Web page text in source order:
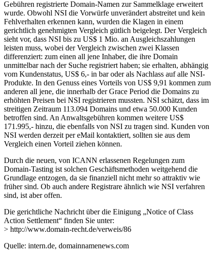
Gebühren registrierte Domain-Namen zur Sammelklage erweitert
wurde. Obwohl NSI die Vorwürfe unverändert abstreitet und kein
Fehlverhalten erkennen kann, wurden die Klagen in einem
gerichtlich genehmigten Vergleich gütlich beigelegt. Der Vergleich
sieht vor, dass NSI bis zu US$ 1 Mio. an Ausgleichszahlungen
leisten muss, wobei der Vergleich zwischen zwei Klassen
differenziert: zum einen all jene Inhaber, die ihre Domain
unmittelbar nach der Suche registriert haben; sie erhalten, abhängig
vom Kundenstatus, US$ 6,- in bar oder als Nachlass auf alle NSI-
Produkte. In den Genuss eines Vorteils von US$ 9,91 kommen zum
anderen all jene, die innerhalb der Grace Period die Domains zu
erhöhten Preisen bei NSI registrieren mussten. NSI schätzt, dass im
streitigen Zeitraum 113.094 Domains und etwa 50.000 Kunden
betroffen sind. An Anwaltsgebühren kommen weitere US$
171.995,- hinzu, die ebenfalls von NSI zu tragen sind. Kunden von
NSI werden derzeit per eMail kontaktiert, sollten sie aus dem
Vergleich einen Vorteil ziehen können.
Durch die neuen, von ICANN erlassenen Regelungen zum
Domain-Tasting ist solchen Geschäftsmethoden weitgehend die
Grundlage entzogen, da sie finanziell nicht mehr so attraktiv wie
früher sind. Ob auch andere Registrare ähnlich wie NSI verfahren
sind, ist aber offen.
Die gerichtliche Nachricht über die Einigung „Notice of Class
Action Settlement“ finden Sie unter:
> http://www.domain-recht.de/verweis/86
Quelle: intern.de, domainnamenews.com